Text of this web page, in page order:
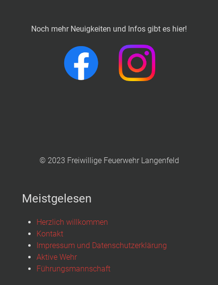
Noch mehr Neuigkeiten und Infos gibt es hier!
© 2023 Freiwillige Feuerwehr Langenfeld
Meistgelesen
Herzlich willkommen
Kontakt
Impressum und Datenschutzerklärung
Aktive Wehr
Führungsmannschaft